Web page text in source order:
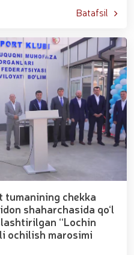
Batafsil
tumanining chekka
shaharchasida qo‘l
“Lochin
ochilish marosimi